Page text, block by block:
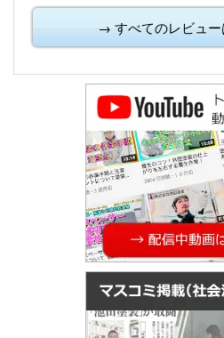
→ すべてのレビュー